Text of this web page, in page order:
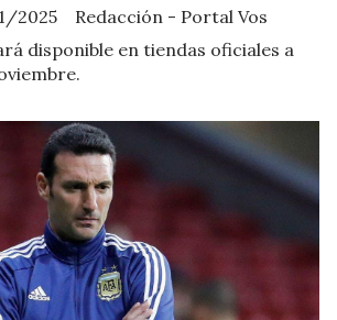
Redacción - Portal Vos
2025
disponible en tiendas oficiales a